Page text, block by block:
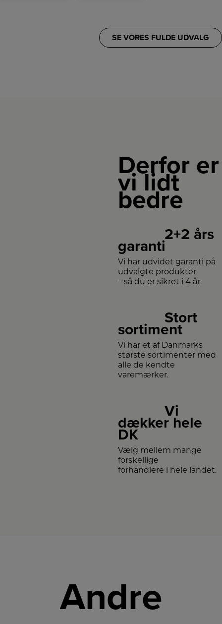
SE VORES FULDE UDVALG
Derfor er
vi lidt
bedre
2+2 års
garanti
Vi har udvidet garanti på
udvalgte produkter
– så du er sikret i 4 år.
Stort
sortiment
Vi har et af Danmarks
største sortimenter med
alle de kendte
varemærker.
Vi
dækker hele
DK
Vælg mellem mange
forskellige
forhandlere i hele landet.
Andre